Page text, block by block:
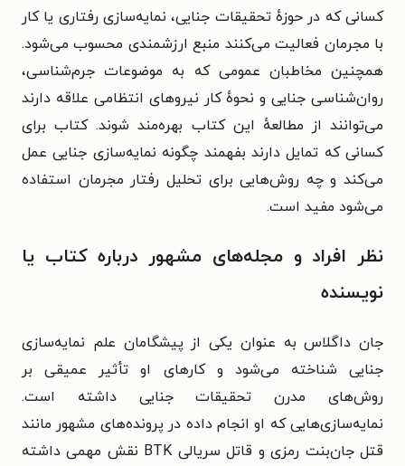
کسانی که در حوزهٔ تحقیقات جنایی، نمایه‌سازی رفتاری یا کار
با مجرمان فعالیت می‌کنند منبع ارزشمندی محسوب می‌شود.
همچنین مخاطبان عمومی که به موضوعات جرم‌شناسی،
روان‌شناسی جنایی و نحوهٔ کار نیروهای انتظامی علاقه دارند
می‌توانند از مطالعهٔ این کتاب بهره‌مند شوند. کتاب برای
کسانی که تمایل دارند بفهمند چگونه نمایه‌سازی جنایی عمل
می‌کند و چه روش‌هایی برای تحلیل رفتار مجرمان استفاده
می‌شود مفید است.
نظر افراد و مجله‌های مشهور درباره کتاب یا
نویسنده
جان داگلاس به عنوان یکی از پیشگامان علم نمایه‌سازی
جنایی شناخته می‌شود و کارهای او تأثیر عمیقی بر
روش‌های مدرن تحقیقات جنایی داشته است.
نمایه‌سازی‌هایی که او انجام داده در پرونده‌های مشهور مانند
قتل جان‌بنت رمزی و قاتل سریالی BTK نقش مهمی داشته